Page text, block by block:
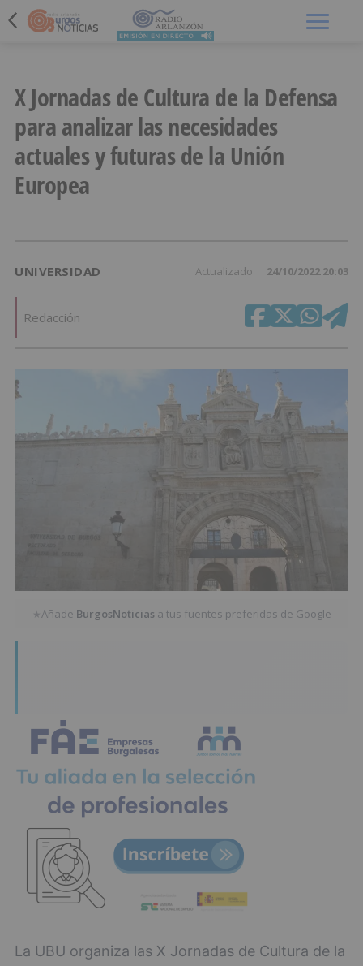
X Jornadas de Cultura de la Defensa
para analizar las necesidades
actuales y futuras de la Unión
Europea
UNIVERSIDAD Actualizado 24/10/2022 20:03
Redacción
★Añade BurgosNoticias a tus fuentes preferidas de Google
La UBU organiza las X Jornadas de Cultura de la